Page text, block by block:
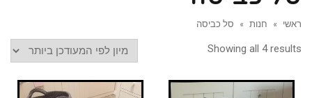
ראשי » חנות » סל כביסה
Showing all 4 results